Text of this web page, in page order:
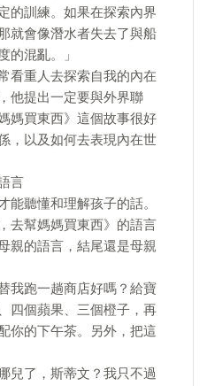
的訓練。如果在探索內界
就會像潛水者失去了與船
的混亂。」
看重人去探索自我的內在
他提出一定要與外界聯
媽買東西》這個故事很好
，以及如何去表現內在世
言
能聽懂和理解孩子的話。
去幫媽媽買東西》的語言
親的語言，結尾還是母親
我跑一趟商店好嗎？給寶
四個蘋果、三個橙子，再
你的下午茶。另外，把這
兒了，斯蒂文？我只不過